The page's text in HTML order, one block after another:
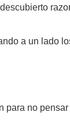
a un lado
para no